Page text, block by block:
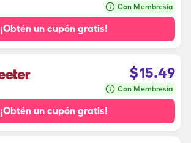
Con Membresía
¡Obtén un cupón gratis!
$15.49
Con Membresía
¡Obtén un cupón gratis!